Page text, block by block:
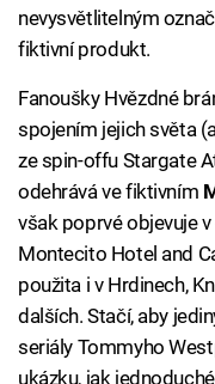
nevysvětlitelným
fiktivní produkt.
Fanoušky Hvězdné
spojením jejich světa
ze spin-offu Stargate
odehrává ve fiktivním
však poprvé objevuje
Montecito Hotel and
použita i v Hrdinech,
dalších. Stačí, aby
seriály Tommyho
ukázku, jak